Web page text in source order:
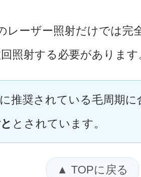
レーザー照射だけでは完
照射する必要があります
推奨されている毛周期
とされています。
▲ TOPに戻る